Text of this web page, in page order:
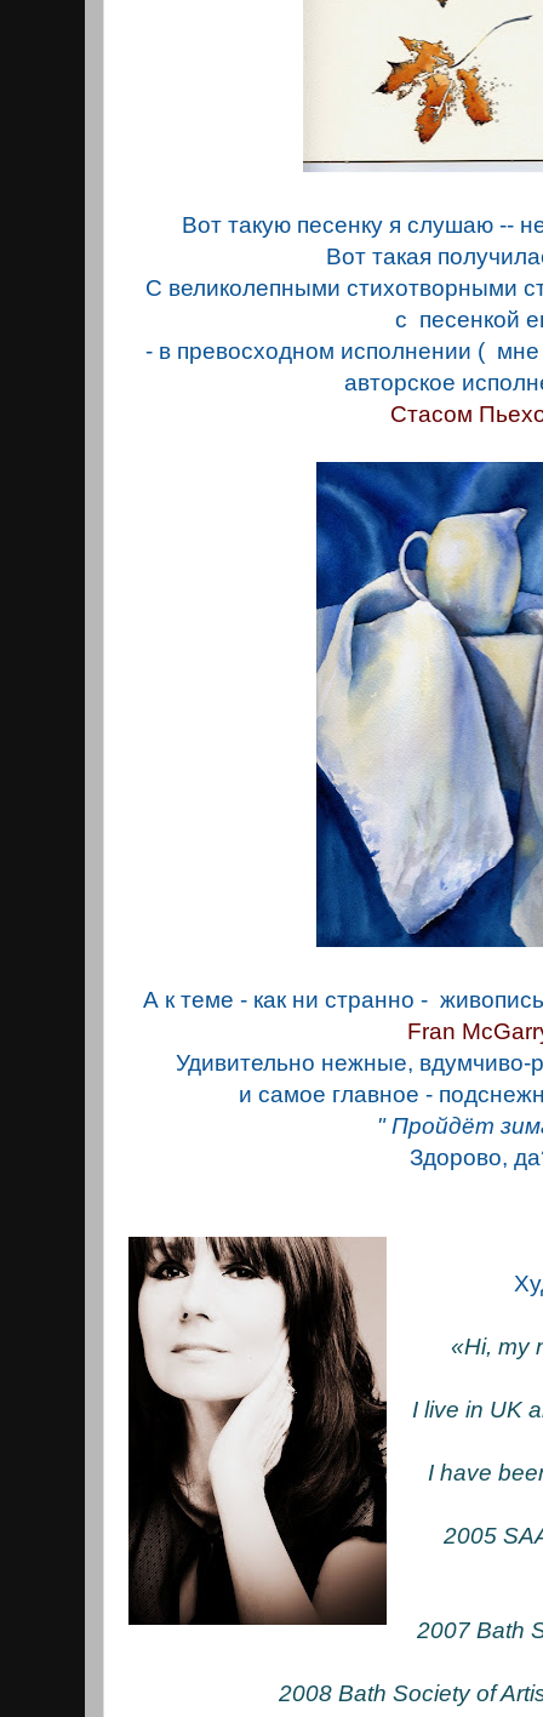
Вот такую песенку я слушаю --
Вот такая
С великолепными стихотворными
с песенкой
- в превосходном исполнении (
авторское
Стасом
А к теме - как ни странно -
Fran
Удивительно нежные,
и самое главное -
" Пройдёт
Здорово,
«Hi, my
I live in UK
I have
2005
2007 Bath
2008 Bath Society of